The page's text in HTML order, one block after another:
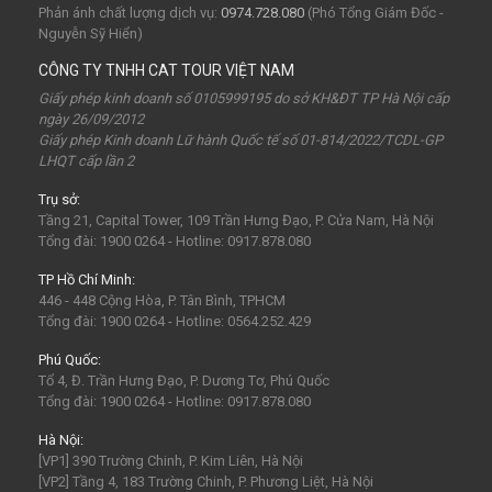
Tuần Châu
Tàu Hỏa
Du lịch Cửa Lò 2 ngày 1 đêm
Sài Gòn
Tết dương Mộc Châu Sapa
Yên Tử
Tam Chúc
chùa Tam Chúc
Sa Pa
30Thg4
Nha Trang
biểu tượng may mắn
con vật may mắn
osaka
du lịch Nhật Bản 7 ngày
khách sạn con nhộng
fukuoka Lào
bar Nhật Bản
mông cổ giá rể
mông cổ có gì visa mông cổ
indonesia
Maldives
Man-đi-vơ LaGi
Phản ánh chất lượng dịch vụ: 0974.728.080 (Phó Tổng Giám Đốc -
Nguyễn Sỹ Hiển)
CÔNG TY TNHH CAT TOUR VIỆT NAM
Giấy phép kinh doanh số 0105999195 do sở KH&ĐT TP Hà Nội cấp
ngày 26/09/2012
Giấy phép Kinh doanh Lữ hành Quốc tế số 01-814/2022/TCDL-GP
LHQT cấp lần 2
Trụ sở:
Tầng 21, Capital Tower, 109 Trần Hưng Đạo, P. Cửa Nam, Hà Nội
Tổng đài: 1900 0264 - Hotline: 0917.878.080
TP Hồ Chí Minh:
446 - 448 Cộng Hòa, P. Tân Bình, TPHCM
Tổng đài: 1900 0264 - Hotline: 0564.252.429
Phú Quốc:
Tổ 4, Đ. Trần Hưng Đạo, P. Dương Tơ, Phú Quốc
Tổng đài: 1900 0264 - Hotline: 0917.878.080
Hà Nội:
[VP1] 390 Trường Chinh, P. Kim Liên, Hà Nội
[VP2] Tầng 4, 183 Trường Chinh, P. Phương Liệt, Hà Nội